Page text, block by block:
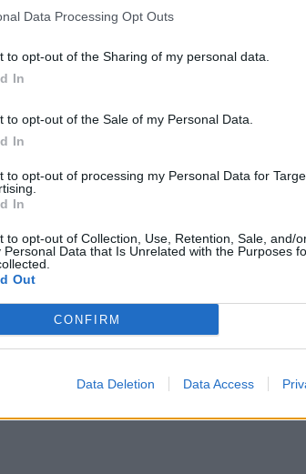
Data Processing Opt Outs
to opt-out of the Sharing of my personal data.
In
to opt-out of the Sale of my Personal Data.
In
to opt-out of processing my Personal Data for
In
to opt-out of Collection, Use, Retention, Sale, and/
Personal Data that Is Unrelated with the Purposes
Out
CONFIRM
Data Deletion Data Access